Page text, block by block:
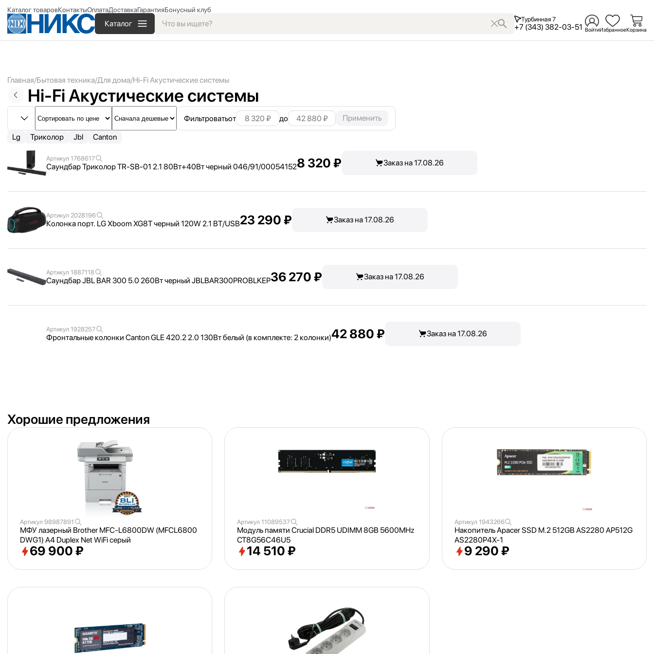
Каталог товаровКонтактыОплатаДоставкаГарантияБонусный клуб
Каталог Турбинная 7
+7 (343) 382-03-51 ВойтиИзбранноеКорзина
Главная Бытовая техника Для дома Hi-Fi Акустические системы
Hi-Fi Акустические системы
Фильтроватьот до Применить
Lg Триколор Jbl Canton
Артикул 1768617
Саундбар Триколор TR-SB-01 2.1 80Вт+40Вт черный 046/91/000541528 320 ₽ Заказ на 17.08.26
Артикул 2028196
Колонка порт. LG Xboom XG8T черный 120W 2.1 BT/USB23 290 ₽ Заказ на 17.08.26
Артикул 1887118
Саундбар JBL BAR 300 5.0 260Вт черный JBLBAR300PROBLKEP36 270 ₽ Заказ на 17.08.26
Артикул 1928257
Фронтальные колонки Canton GLE 420.2 2.0 130Вт белый (в комплекте: 2 колонки)42 880 ₽ Заказ на 17.08.26
Хорошие предложения
Артикул 98987891
МФУ лазерный Brother MFC-L6800DW (MFCL6800
DWG1) A4 Duplex Net WiFi серый
69 900 ₽
Артикул11089537
Модуль памяти Crucial DDR5 UDIMM 8GB 5600MHz
CT8G56C46U5
14 510 ₽
Артикул 1943266
Накопитель Apacer SSD M.2 512GB AS2280 AP512G
AS2280P4X-1
9 290 ₽